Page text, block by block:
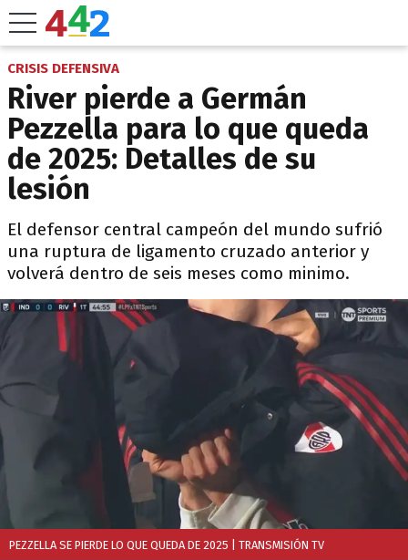
CRISIS DEFENSIVA
River pierde a Germán
Pezzella para lo que queda
de 2025: Detalles de su
lesión
El defensor central campeón del mundo sufrió
una ruptura de ligamento cruzado anterior y
volverá dentro de seis meses como minimo.
PEZZELLA SE PIERDE LO QUE QUEDA DE 2025 | TRANSMISIÓN TV